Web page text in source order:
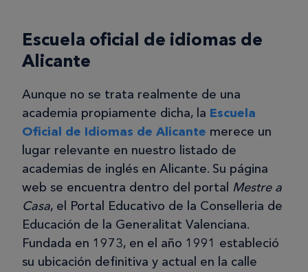
Escuela oficial de idiomas de
Alicante
Aunque no se trata realmente de una
academia propiamente dicha, la Escuela
Oficial de Idiomas de Alicante merece un
lugar relevante en nuestro listado de
academias de inglés en Alicante. Su página
web se encuentra dentro del portal Mestre a
Casa, el Portal Educativo de la Conselleria de
Educación de la Generalitat Valenciana.
Fundada en 1973, en el año 1991 estableció
su ubicación definitiva y actual en la calle